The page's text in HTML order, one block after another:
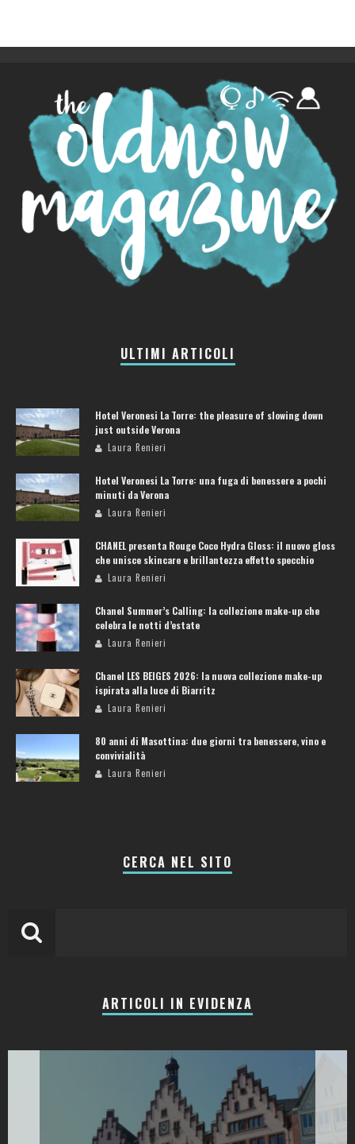
ULTIMI ARTICOLI
Hotel Veronesi La Torre: the pleasure of slowing down
just outside Verona
Laura Renieri
Hotel Veronesi La Torre: una fuga di benessere a pochi
minuti da Verona
Laura Renieri
CHANEL presenta Rouge Coco Hydra Gloss: il nuovo gloss
che unisce skincare e brillantezza effetto specchio
Laura Renieri
Chanel Summer’s Calling: la collezione make-up che
celebra le notti d’estate
Laura Renieri
Chanel LES BEIGES 2026: la nuova collezione make-up
ispirata alla luce di Biarritz
Laura Renieri
80 anni di Masottina: due giorni tra benessere, vino e
convivialità
Laura Renieri
CERCA NEL SITO
ARTICOLI IN EVIDENZA